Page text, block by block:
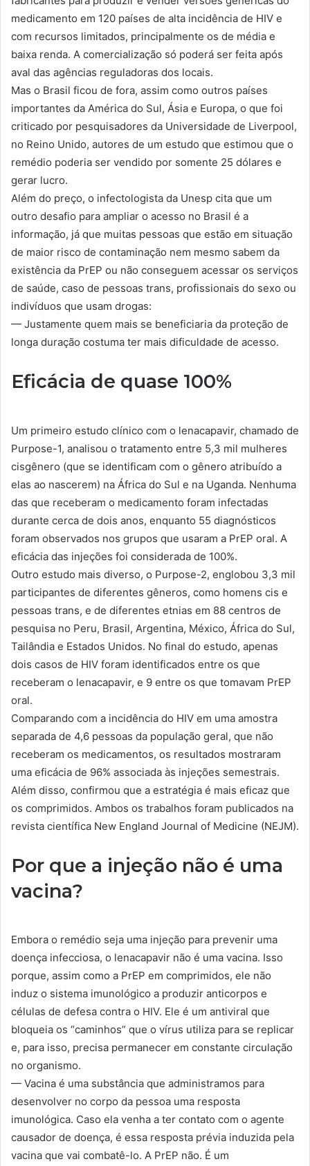
medicamento em 120 países de alta incidência de HIV e
com recursos limitados, principalmente os de média e
baixa renda. A comercialização só poderá ser feita após
aval das agências reguladoras dos locais.
Mas o Brasil ficou de fora, assim como outros países
importantes da América do Sul, Ásia e Europa, o que foi
criticado por pesquisadores da Universidade de Liverpool,
no Reino Unido, autores de um estudo que estimou que o
remédio poderia ser vendido por somente 25 dólares e
gerar lucro.
Além do preço, o infectologista da Unesp cita que um
outro desafio para ampliar o acesso no Brasil é a
informação, já que muitas pessoas que estão em situação
de maior risco de contaminação nem mesmo sabem da
existência da PrEP ou não conseguem acessar os serviços
de saúde, caso de pessoas trans, profissionais do sexo ou
indivíduos que usam drogas:
— Justamente quem mais se beneficiaria da proteção de
longa duração costuma ter mais dificuldade de acesso.
Eficácia de quase 100%
Um primeiro estudo clínico com o lenacapavir, chamado de
Purpose-1, analisou o tratamento entre 5,3 mil mulheres
cisgênero (que se identificam com o gênero atribuído a
elas ao nascerem) na África do Sul e na Uganda. Nenhuma
das que receberam o medicamento foram infectadas
durante cerca de dois anos, enquanto 55 diagnósticos
foram observados nos grupos que usaram a PrEP oral. A
eficácia das injeções foi considerada de 100%.
Outro estudo mais diverso, o Purpose-2, englobou 3,3 mil
participantes de diferentes gêneros, como homens cis e
pessoas trans, e de diferentes etnias em 88 centros de
pesquisa no Peru, Brasil, Argentina, México, África do Sul,
Tailândia e Estados Unidos. No final do estudo, apenas
dois casos de HIV foram identificados entre os que
receberam o lenacapavir, e 9 entre os que tomavam PrEP
oral.
Comparando com a incidência do HIV em uma amostra
separada de 4,6 pessoas da população geral, que não
receberam os medicamentos, os resultados mostraram
uma eficácia de 96% associada às injeções semestrais.
Além disso, confirmou que a estratégia é mais eficaz que
os comprimidos. Ambos os trabalhos foram publicados na
revista científica New England Journal of Medicine (NEJM).
Por que a injeção não é uma
vacina?
Embora o remédio seja uma injeção para prevenir uma
doença infecciosa, o lenacapavir não é uma vacina. Isso
porque, assim como a PrEP em comprimidos, ele não
induz o sistema imunológico a produzir anticorpos e
células de defesa contra o HIV. Ele é um antiviral que
bloqueia os “caminhos” que o vírus utiliza para se replicar
e, para isso, precisa permanecer em constante circulação
no organismo.
— Vacina é uma substância que administramos para
desenvolver no corpo da pessoa uma resposta
imunológica. Caso ela venha a ter contato com o agente
causador de doença, é essa resposta prévia induzida pela
vacina que vai combatê-lo. A PrEP não. É um